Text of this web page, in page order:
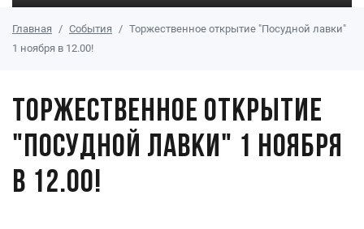
Главная События
Торжественное открытие "Посудной лавки"
1 ноября в 12.00!
Торжественное открытие
"Посудной лавки" 1 ноября
в 12.00!